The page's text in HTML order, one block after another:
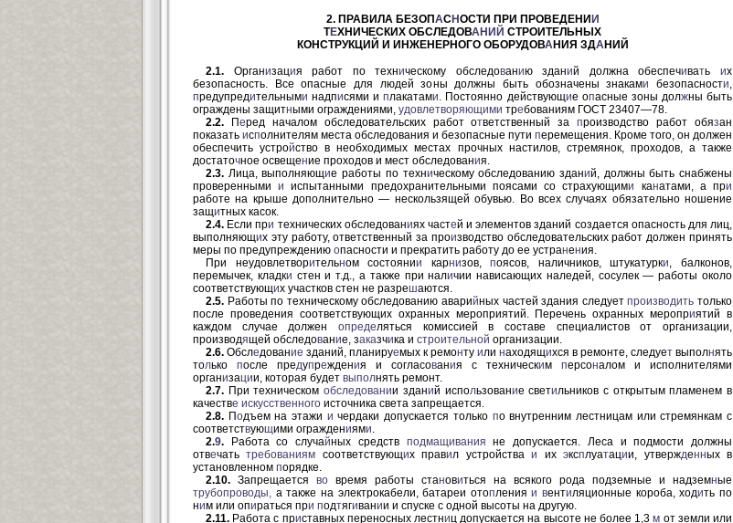
2. ПРАВИЛА БЕЗОПАСНОСТИ ПРИ ПРОВЕДЕНИ И
ТЕХНИЧЕСКИХ ОБСЛЕДОВАНИЙ СТРОИТЕЛЬНЫХ
КОНСТРУКЦИЙ И ИНЖЕНЕРНОГО ОБОРУДОВАНИЯ ЗДАНИЙ
2.1. Организация работ по техническому обследованию зданий должна обеспечиватьих
безопасность. Все опасные для людей зоны должны быть обозначены знаками безопасности,
предупредительными надписями иплакатами. Постоянно действующие опасные зоны должны быть
ограждены защитными ограждениями, удовлетворяющими требованиям ГОСТ 23407—78.
2.2. Перед началом обследовательских работ ответственный запроизводство работ обязан
показать исполнителям места обследования и безопасные пути перемещения. Кроме того, он должен
обеспечить устройство в необходимых местах прочных настилов, стремянок, проходов, а также
достаточное освещение проходов и мест обследования.
2.3. Лица, выполняющие работы по техническому обследованию зданий, должны быть снабжены
провереннымии испытанными предохранительными поясами со страхующими канатами, а при
работе на крыше дополнительно — нескользящей обувью. Во всех случаях обязательно ношение
защитных касок.
2.4. Если при технических обследованиях частей и элементов зданий создается опасность для лиц,
выполняющих эту работу, ответственный за производство обследовательских работ должен принять
меры по предупреждению опасности и прекратить работу до ее устранения.
При неудовлетворительном состоянии карнизов,поясов, наличников, штукатурки, балконов,
перемычек, кладки стен и т.д., а также при наличии нависающих наледей, сосулек — работы около
соответствующих участков стен не разрешаются.
2.5. Работы по техническому обследованию аварийных частей здания следуетпроизводить только
после проведения соответствующих охранных мероприятий. Перечень охранных мероприятий в
каждом случае должен определяться комиссией в составе специалистов от организации,
производящей обследование, заказчика и строительной организации.
2.6. Обследование зданий, планируемых к ремонту или находящихся в ремонте, следует выполнять
только после предупреждения и согласования с техническим персоналом и исполнителями
организации, которая будет выполнять ремонт.
2.7. При техническомобследовании зданий использование светильников с открытым пламенем в
качестве искусственного источника света запрещается.
2.8. Подъем на этажи и чердаки допускается только по внутренним лестницам или стремянкам с
соответствующими ограждениями.
2.9. Работа со случайных средств подмащивания не допускается. Леса и подмости должны
отвечатьтребованиям соответствующих правил устройстваи ихэксплуатации, утвержденных в
установленном порядке.
2.10. Запрещается во время работы становиться на всякого рода подземные и надземные
трубопроводы, а также на электрокабели, батареи отопленияи вентиляционные короба, ходить по
ним или опираться при подтягивании и спуске с одной высоты на другую.
2.11. Работа с приставных переносных лестниц допускается на высоте не более 1,3м от земли или